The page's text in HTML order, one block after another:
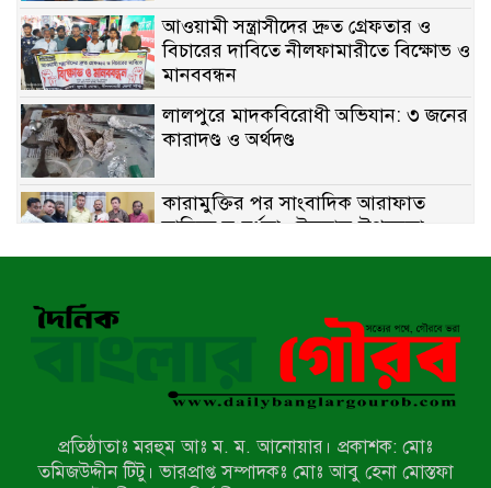
আওয়ামী সন্ত্রাসীদের দ্রুত গ্রেফতার ও
বিচারের দাবিতে নীলফামারীতে বিক্ষোভ ও
মানববন্ধন
লালপুরে মাদকবিরোধী অভিযান: ৩ জনের
কারাদণ্ড ও অর্থদণ্ড
কারামুক্তির পর সাংবাদিক আরাফাত
সানিকে সংবর্ধনা, টেকনাফ উপজেলা
প্রেসক্লাবের ফুলেল শুভেচ্ছা
মিয়ানমারের সীমান্তে স্থলমাইন বিস্ফোরণ:
উখিয়ার এক যুবকের পা বিচ্ছিন্ন
৭ম শ্রেণি পড়ুয়া কন্যাকে উত্ত্যক্ত করার
প্রতিষ্ঠাতাঃ মরহুম আঃ ম. ম. আনোয়ার। প্রকাশক: মোঃ
তমিজউদ্দীন টিটু। ভারপ্রাপ্ত সম্পাদকঃ মোঃ আবু হেনা মোস্তফা